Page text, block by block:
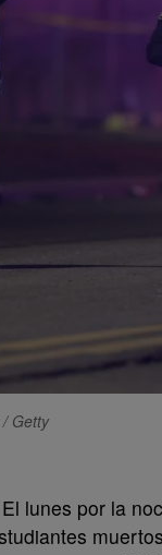
Getty
lunes por la